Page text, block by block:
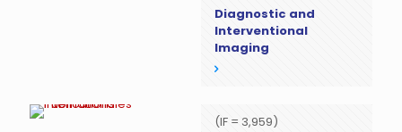
Diagnostic and
Interventional
Imaging
(IF = 3,959)